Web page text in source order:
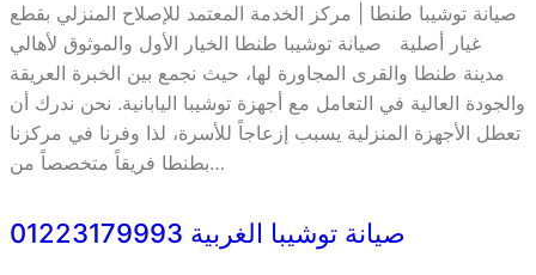
صيانة توشيبا طنطا | مركز الخدمة المعتمد للإصلاح المنزلي بقطع
غيار أصلية صيانة توشيبا طنطا الخيار الأول والموثوق لأهالي
مدينة طنطا والقرى المجاورة لها، حيث نجمع بين الخبرة العريقة
والجودة العالية في التعامل مع أجهزة توشيبا اليابانية. نحن ندرك أن
تعطل الأجهزة المنزلية يسبب إزعاجاً للأسرة، لذا وفرنا في مركزنا
بطنطا فريقاً متخصصاً من…
صيانة توشيبا الغربية 01223179993